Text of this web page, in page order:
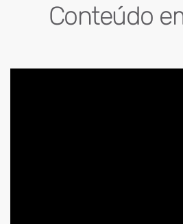
Conteúdo